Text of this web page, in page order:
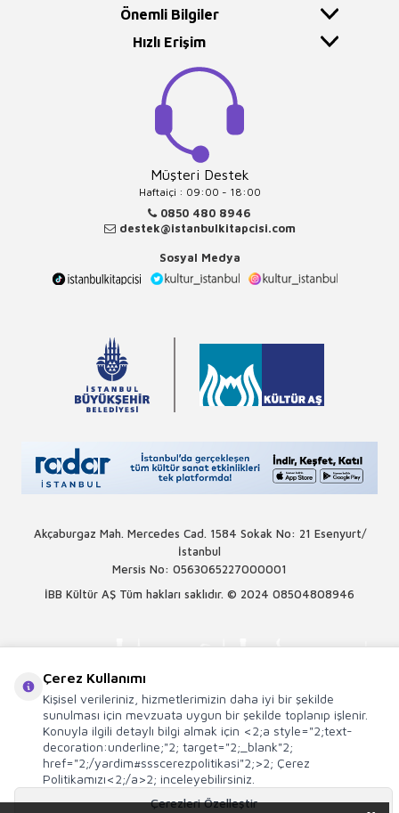
Önemli Bilgiler
Hızlı Erişim
Müşteri Destek
Haftaiçi : 09:00 - 18:00
0850 480 8946
destek@istanbulkitapcisi.com
Sosyal Medya
Akçaburgaz Mah. Mercedes Cad. 1584 Sokak No: 21 Esenyurt/
İstanbul
Mersis No: 0563065227000001
İBB Kültür AŞ Tüm hakları saklıdır. © 2024 08504808946
Çerez Kullanımı
Kişisel verileriniz, hizmetlerimizin daha iyi bir şekilde
sunulması için mevzuata uygun bir şekilde toplanıp işlenir.
Konuyla ilgili detaylı bilgi almak için <2;a style="2;text-
decoration:underline;"2; target="2;_blank"2;
href="2;/yardim#ssscerezpolitikasi"2;>2; Çerez
Politikamızı<2;/a>2; inceleyebilirsiniz.
Çerezleri Özelleştir